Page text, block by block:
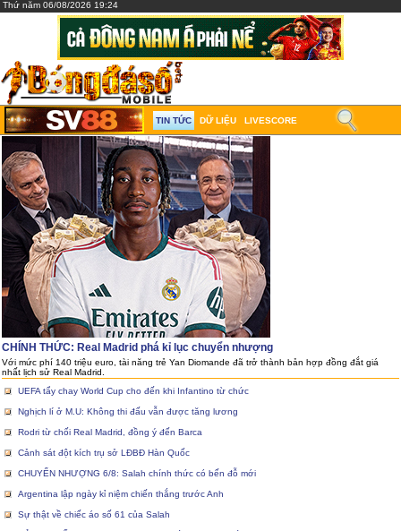
Thứ năm 06/08/2026 19:24
TIN TỨC DỮ LIỆU LIVESCORE
CHÍNH THỨC: Real Madrid phá kỉ lục chuyển nhượng
Với mức phí 140 triệu euro, tài năng trẻ Yan Diomande đã trở thành bản hợp đồng đắt giá
nhất lịch sử Real Madrid.
UEFA tẩy chay World Cup cho đến khi Infantino từ chức
Nghịch lí ở M.U: Không thi đấu vẫn được tăng lương
Rodri từ chối Real Madrid, đồng ý đến Barca
Cảnh sát đột kích trụ sở LĐBĐ Hàn Quốc
CHUYỂN NHƯỢNG 6/8: Salah chính thức có bến đỗ mới
Argentina lập ngày kỉ niệm chiến thắng trước Anh
Sự thật về chiếc áo số 61 của Salah